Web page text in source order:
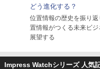
どう進化する？
位置情報の歴史を振り返
置情報がつくる未来ビジ
展望する
Impress Watchシリーズ 人気